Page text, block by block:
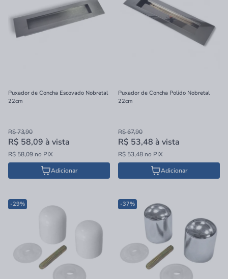
Puxador de Concha Escovado Nobretal
22cm
R$ 73,90
R$ 58,09 à vista
R$ 58,09 no PIX
Adicionar
Puxador de Concha Polido Nobretal
22cm
R$ 67,90
R$ 53,48 à vista
R$ 53,48 no PIX
Adicionar
-29% -37%